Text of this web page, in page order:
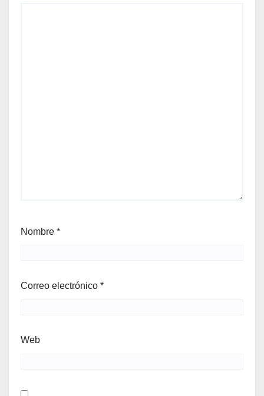
Nombre *
Correo electrónico *
Web